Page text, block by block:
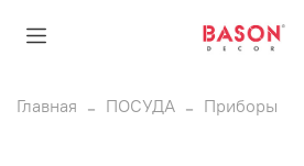
Главная ПОСУДА Приборы